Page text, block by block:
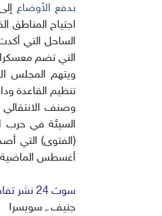
بدفع الأوضاع
اجتياح المناطق
الساحل التي
التي تضم معسكرا
ويتهم المجلس
تنظيم القاعدة
وصنف الانتقالي
(الفتوى) التي
أغسطس الماضية
سوث 24 نشر تفاصيل البلاغ الحقوقي:
جنيف ــ سويسرا